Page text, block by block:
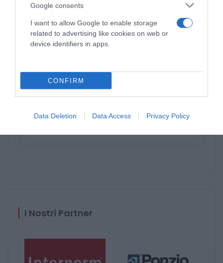
Google consents
I want to allow Google to enable storage
related to advertising like cookies on web or
device identifiers in apps.
CONFIRM
Data Deletion Data Access Privacy Policy
Perché scegliere le finestre
Internorm?
Catalogo Internorm 2023 2024
I Nostri Partner